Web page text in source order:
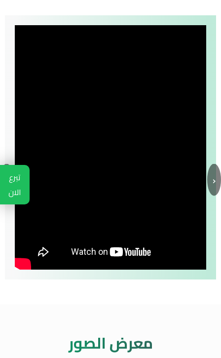
تبرع
الان
معرض الصور
‹